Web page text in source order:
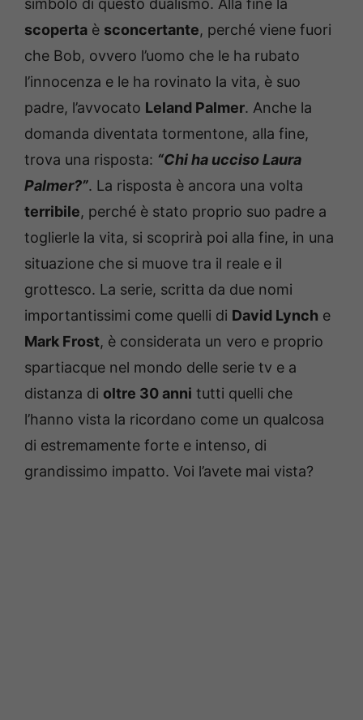
simbolo di questo dualismo. Alla fine la
scoperta è sconcertante, perché viene fuori
che Bob, ovvero l’uomo che le ha rubato
l’innocenza e le ha rovinato la vita, è suo
padre, l’avvocato Leland Palmer. Anche la
domanda diventata tormentone, alla fine,
trova una risposta: “Chi ha ucciso Laura
Palmer?”. La risposta è ancora una volta
terribile, perché è stato proprio suo padre a
toglierle la vita, si scoprirà poi alla fine, in una
situazione che si muove tra il reale e il
grottesco. La serie, scritta da due nomi
importantissimi come quelli di David Lynch e
Mark Frost, è considerata un vero e proprio
spartiacque nel mondo delle serie tv e a
distanza di oltre 30 anni tutti quelli che
l’hanno vista la ricordano come un qualcosa
di estremamente forte e intenso, di
grandissimo impatto. Voi l’avete mai vista?